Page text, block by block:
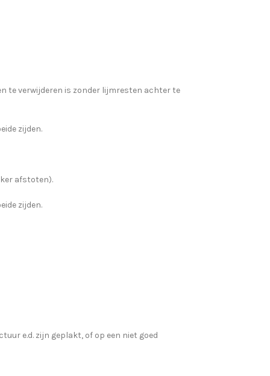
te verwijderen is zonder lijmresten achter te
zijden.
afstoten).
zijden.
e.d. zijn geplakt, of op een niet goed